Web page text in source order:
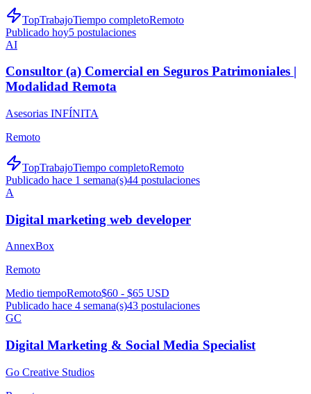
TopTrabajoTiempo completoRemoto
Publicado hoy5 postulaciones
AI
Consultor (a) Comercial en Seguros Patrimoniales |
Modalidad Remota
Asesorias INFÍNITA
Remoto
TopTrabajoTiempo completoRemoto
Publicado hace 1 semana(s)44 postulaciones
A
Digital marketing web developer
AnnexBox
Remoto
Medio tiempoRemoto$60 - $65 USD
Publicado hace 4 semana(s)43 postulaciones
GC
Digital Marketing & Social Media Specialist
Go Creative Studios